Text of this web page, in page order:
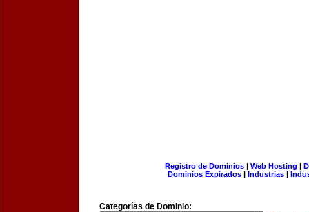
Registro de Dominios| Web Hosting |
Dominios Expirados | Industrias |
Categorías de Dominio: